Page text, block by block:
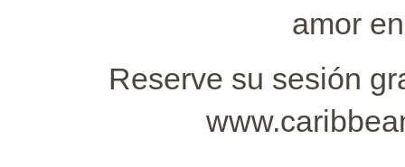
amor
Reserve su sesión